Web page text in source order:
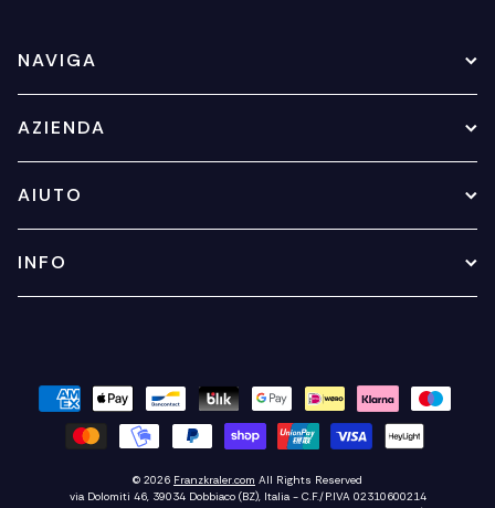
NAVIGA
AZIENDA
AIUTO
INFO
© 2026 Franzkraler.com All Rights Reserved
via Dolomiti 46, 39034 Dobbiaco (BZ), Italia - C.F./P.IVA 02310600214